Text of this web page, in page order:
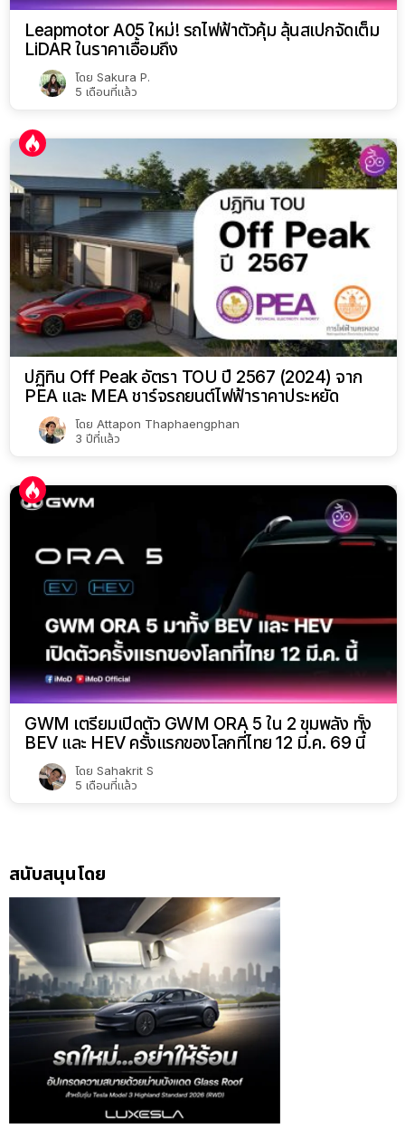
Leapmotor A05 ใหม่! รถไฟฟ้าตัวคุ้ม ลุ้นสเปกจัดเต็ม
LiDAR ในราคาเอื้อมถึง
โดย Sakura P.
5 เดือนที่แล้ว
ปฏิทิน Off Peak อัตรา TOU ปี 2567 (2024) จาก
PEA และ MEA ชาร์จรถยนต์ไฟฟ้าราคาประหยัด
โดย Attapon Thaphaengphan
3 ปีที่แล้ว
GWM เตรียมเปิดตัว GWM ORA 5 ใน 2 ขุมพลัง ทั้ง
BEV และ HEV ครั้งแรกของโลกที่ไทย 12 มี.ค. 69 นี้
โดย Sahakrit S
5 เดือนที่แล้ว
สนับสนุนโดย